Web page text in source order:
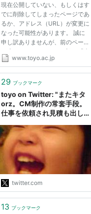
現在公開していない、もしくはす
でに削除してしまったページであ
るか、アドレス（URL）が変更に
なった可能性があります。 誠に
申し訳ありませんが、前のページ
に戻っていただくか、下記の「東
洋大学ホームページへ」のリンク
いただき、再度情報をお探しくだ
www.toyo.ac.jp
29 ブックマーク
toyo on Twitter: "またキタ
orz。CM制作の常套手段。
仕事を依頼され見積も出し、
いといい金額交渉に入る。あ
いた口がふさがらない。今回
は発注書を依頼したがなかな
か出さないので、事後の金額
交渉はできないというと、予
算がないと云い始める。だ〜
か〜ら〜それ食い逃げと同じ
なんだよ。"
twitter.com
13 ブックマーク